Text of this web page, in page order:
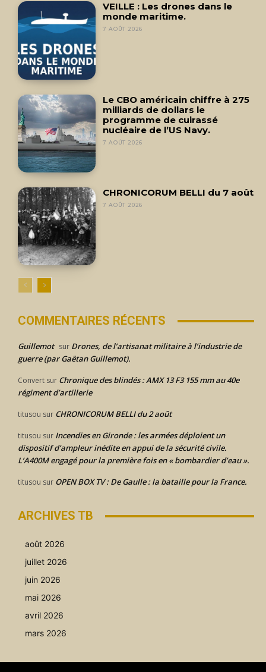
VEILLE : Les drones dans le
monde maritime.
7 AOÛT 2026
Le CBO américain chiffre à 275
milliards de dollars le
programme de cuirassé
nucléaire de l’US Navy.
7 AOÛT 2026
CHRONICORUM BELLI du 7 août
7 AOÛT 2026
COMMENTAIRES RÉCENTS
Guillemot sur Drones, de l’artisanat militaire à l’industrie de
guerre (par Gaëtan Guillemot).
Convert sur Chronique des blindés : AMX 13 F3 155 mm au 40e
régiment d’artillerie
titusou sur CHRONICORUM BELLI du 2 août
titusou sur Incendies en Gironde : les armées déploient un
dispositif d’ampleur inédite en appui de la sécurité civile.
L’A400M engagé pour la première fois en « bombardier d’eau ».
titusou sur OPEN BOX TV : De Gaulle : la bataille pour la France.
ARCHIVES TB
août 2026
juillet 2026
juin 2026
mai 2026
avril 2026
mars 2026